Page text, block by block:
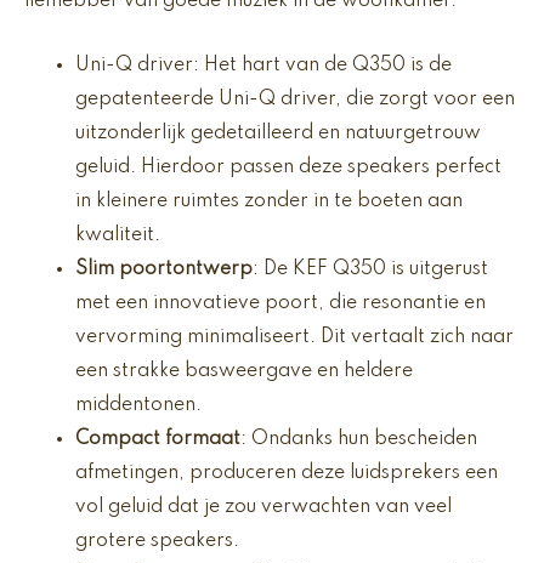
Uni-Q driver: Het hart van de Q350 is de
gepatenteerde Uni-Q driver, die zorgt voor een
uitzonderlijk gedetailleerd en natuurgetrouw
geluid. Hierdoor passen deze speakers perfect
in kleinere ruimtes zonder in te boeten aan
kwaliteit.
Slim poortontwerp: De KEF Q350 is uitgerust
met een innovatieve poort, die resonantie en
vervorming minimaliseert. Dit vertaalt zich naar
een strakke basweergave en heldere
middentonen.
Compact formaat: Ondanks hun bescheiden
afmetingen, produceren deze luidsprekers een
vol geluid dat je zou verwachten van veel
grotere speakers.